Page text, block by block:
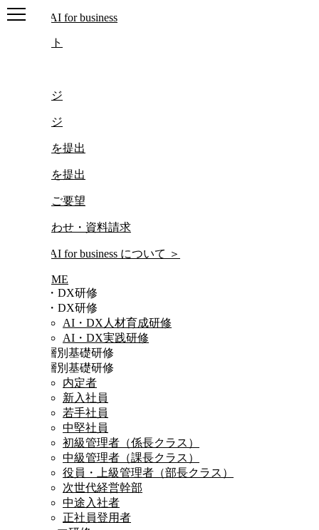
ログアウト
マイページ
マイページ
レポートを提出
レポートを提出
研修動画ご要望
お問い合わせ・資料請求
について ＞
HOME
AI・DX研修
AI・DX研修
AI・DX人材育成研修
AI・DX実践研修
階層別基礎研修
階層別基礎研修
内定者
新入社員
若手社員
中堅社員
初級管理者（係長クラス）
中級管理者（課長クラス）
役員・上級管理者（部長クラス）
次世代経営幹部
中途入社者
正社員登用者